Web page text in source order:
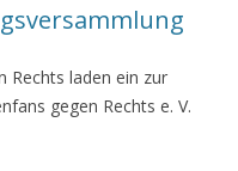
Rechts laden ein zur
gegen Rechts e. V.